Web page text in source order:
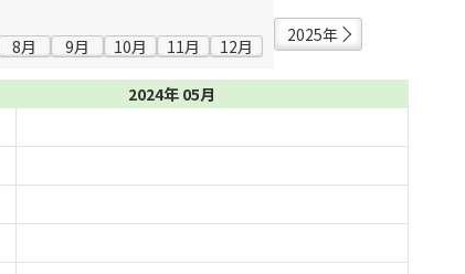
8月 9月 10月 11月 12月
2025年
2024年 05月